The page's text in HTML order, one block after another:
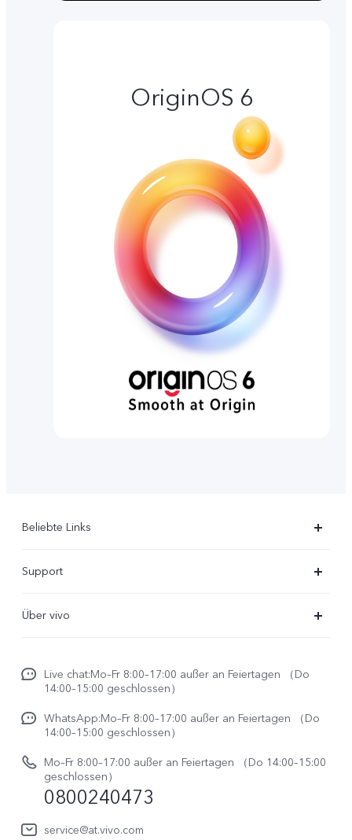
OriginOS 6
Beliebte Links
X300
V70 FE
vivo Buds Air3
Support
Funtouch OS
IMEI-Authentifizierung
System Verbesserung
Reparaturerfassung
Benutzerhandbuch
Log aktualisieren
Über vivo
Impressum
Rechtliche Hinweise
vivo Datenschutzcenter
Live chat:Mo–Fr 8:00–17:00 außer an Feiertagen （Do
14:00–15:00 geschlossen）
WhatsApp:Mo–Fr 8:00–17:00 außer an Feiertagen （Do
14:00–15:00 geschlossen）
Mo–Fr 8:00–17:00 außer an Feiertagen （Do 14:00–15:00
geschlossen）
0800240473
service@at.vivo.com